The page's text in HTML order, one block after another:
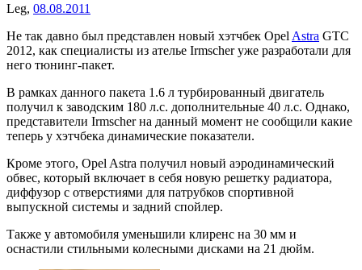
Leg, 08.08.2011
Не так давно был представлен новый хэтчбек Opel Astra GTC
2012, как специалисты из ателье Irmscher уже разработали для
него тюнинг-пакет.
В рамках данного пакета 1.6 л турбированный двигатель
получил к заводским 180 л.с. дополнительные 40 л.с. Однако,
представители Irmscher на данный момент не сообщили какие
теперь у хэтчбека динамические показатели.
Кроме этого, Opel Astra получил новый аэродинамический
обвес, который включает в себя новую решетку радиатора,
диффузор с отверстиями для патрубков спортивной
выпускной системы и задний спойлер.
Также у автомобиля уменьшили клиренс на 30 мм и
оснастили стильными колесными дисками на 21 дюйм.